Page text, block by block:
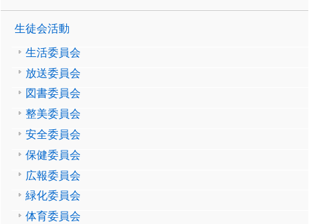
生徒会活動
生活委員会
放送委員会
図書委員会
整美委員会
安全委員会
保健委員会
広報委員会
緑化委員会
体育委員会